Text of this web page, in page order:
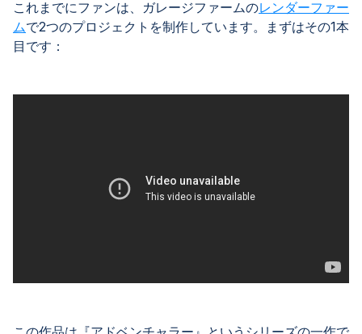
これまでにファンは、ガレージファームのレンダーファー
ムで2つのプロジェクトを制作しています。まずはその1本
目です：